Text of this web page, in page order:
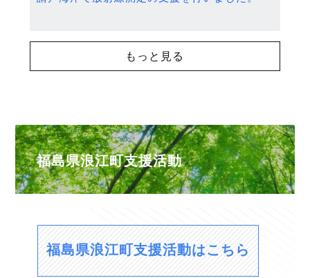
もっと見る
福島県浪江町支援活動
福島県浪江町支援活動はこちら